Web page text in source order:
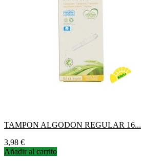
TAMPON ALGODON REGULAR 16...
Precio
3,98 €
Añadir al carrito